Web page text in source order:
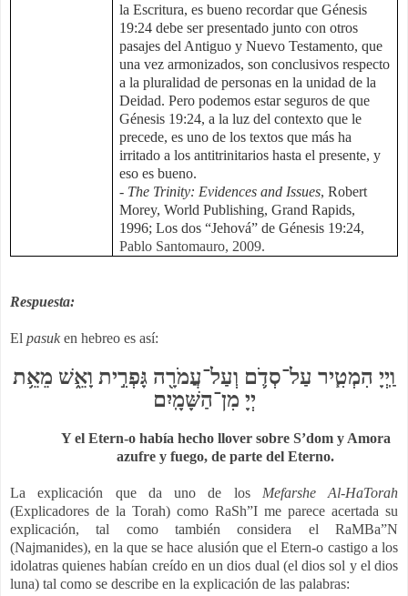
la Escritura, es bueno recordar que Génesis
19:24 debe ser presentado junto con otros
pasajes del Antiguo y Nuevo Testamento, que
una vez armonizados, son conclusivos respecto
a la pluralidad de personas en la unidad de la
Deidad. Pero podemos estar seguros de que
Génesis 19:24, a la luz del contexto que le
precede, es uno de los textos que más ha
irritado a los antitrinitarios hasta el presente, y
eso es bueno.
- The Trinity: Evidences and Issues, Robert
Morey, World Publishing, Grand Rapids,
1996; Los dos “Jehová” de Génesis 19:24,
Pablo Santomauro, 2009.
Respuesta:
El pasuk en hebreo es así:
וַֽיְיָ הִמְטִ֧יר עַל־סְדֹ֛ם וְעַל־עֲמֹרָ֖ה גָּפְרִ֣ית וָאֵ֑שׁ מֵאֵ֥ת
יְיָ מִן־הַשָּׁמָֽיִם
Y el Etern-o había hecho llover sobre S’dom y Amora
azufre y fuego, de parte del Eterno.
La explicación que da uno de los Mefarshe Al-HaTorah
(Explicadores de la Torah) como RaSh”I me parece acertada su
explicación, tal como también considera el RaMBa”N
(Najmanides), en la que se hace alusión que el Etern-o castigo a los
idolatras quienes habían creído en un dios dual (el dios sol y el dios
luna) tal como se describe en la explicación de las palabras: